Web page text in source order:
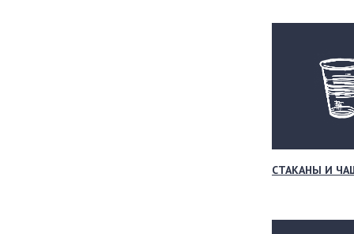
СТАКАНЫ И